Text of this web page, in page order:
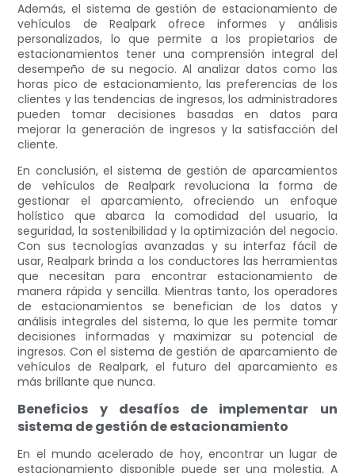
Además, el sistema de gestión de estacionamiento de
vehículos de Realpark ofrece informes y análisis
personalizados, lo que permite a los propietarios de
estacionamientos tener una comprensión integral del
desempeño de su negocio. Al analizar datos como las
horas pico de estacionamiento, las preferencias de los
clientes y las tendencias de ingresos, los administradores
pueden tomar decisiones basadas en datos para
mejorar la generación de ingresos y la satisfacción del
cliente.
En conclusión, el sistema de gestión de aparcamientos
de vehículos de Realpark revoluciona la forma de
gestionar el aparcamiento, ofreciendo un enfoque
holístico que abarca la comodidad del usuario, la
seguridad, la sostenibilidad y la optimización del negocio.
Con sus tecnologías avanzadas y su interfaz fácil de
usar, Realpark brinda a los conductores las herramientas
que necesitan para encontrar estacionamiento de
manera rápida y sencilla. Mientras tanto, los operadores
de estacionamientos se benefician de los datos y
análisis integrales del sistema, lo que les permite tomar
decisiones informadas y maximizar su potencial de
ingresos. Con el sistema de gestión de aparcamiento de
vehículos de Realpark, el futuro del aparcamiento es
más brillante que nunca.
Beneficios y desafíos de implementar un
sistema de gestión de estacionamiento
En el mundo acelerado de hoy, encontrar un lugar de
estacionamiento disponible puede ser una molestia. A